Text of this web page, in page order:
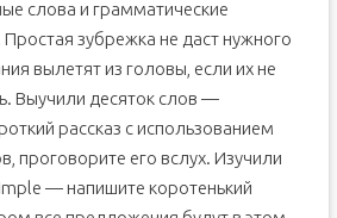
слова и грамматические
Простая зубрежка не даст нужного
вылетят из головы, если их не
Выучили десяток слов —
рассказ с использованием
проговорите его вслух. Изучили
— напишите коротенький